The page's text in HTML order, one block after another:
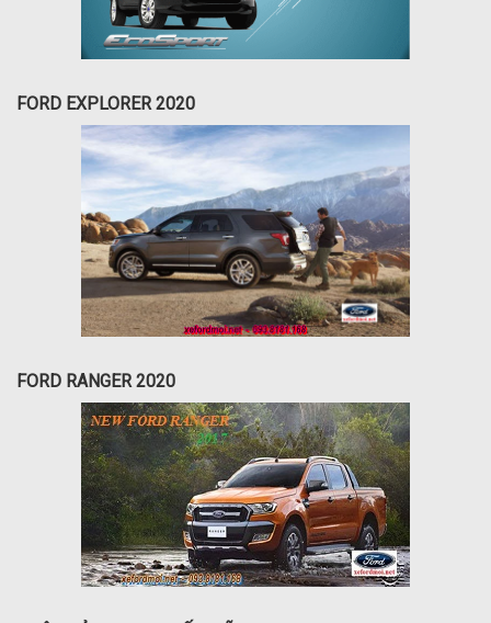
FORD EXPLORER 2020
FORD RANGER 2020